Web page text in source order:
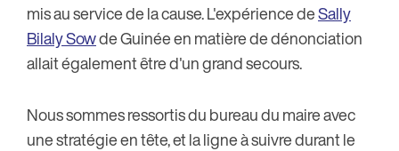
mis au service de la cause. L'expérience deSally
Bilaly Sowde Guinée en matière de dénonciation
allait également être d'un grand secours.
Nous sommes ressortis du bureau du maire avec
une stratégie en tête, et la ligne à suivre durant le